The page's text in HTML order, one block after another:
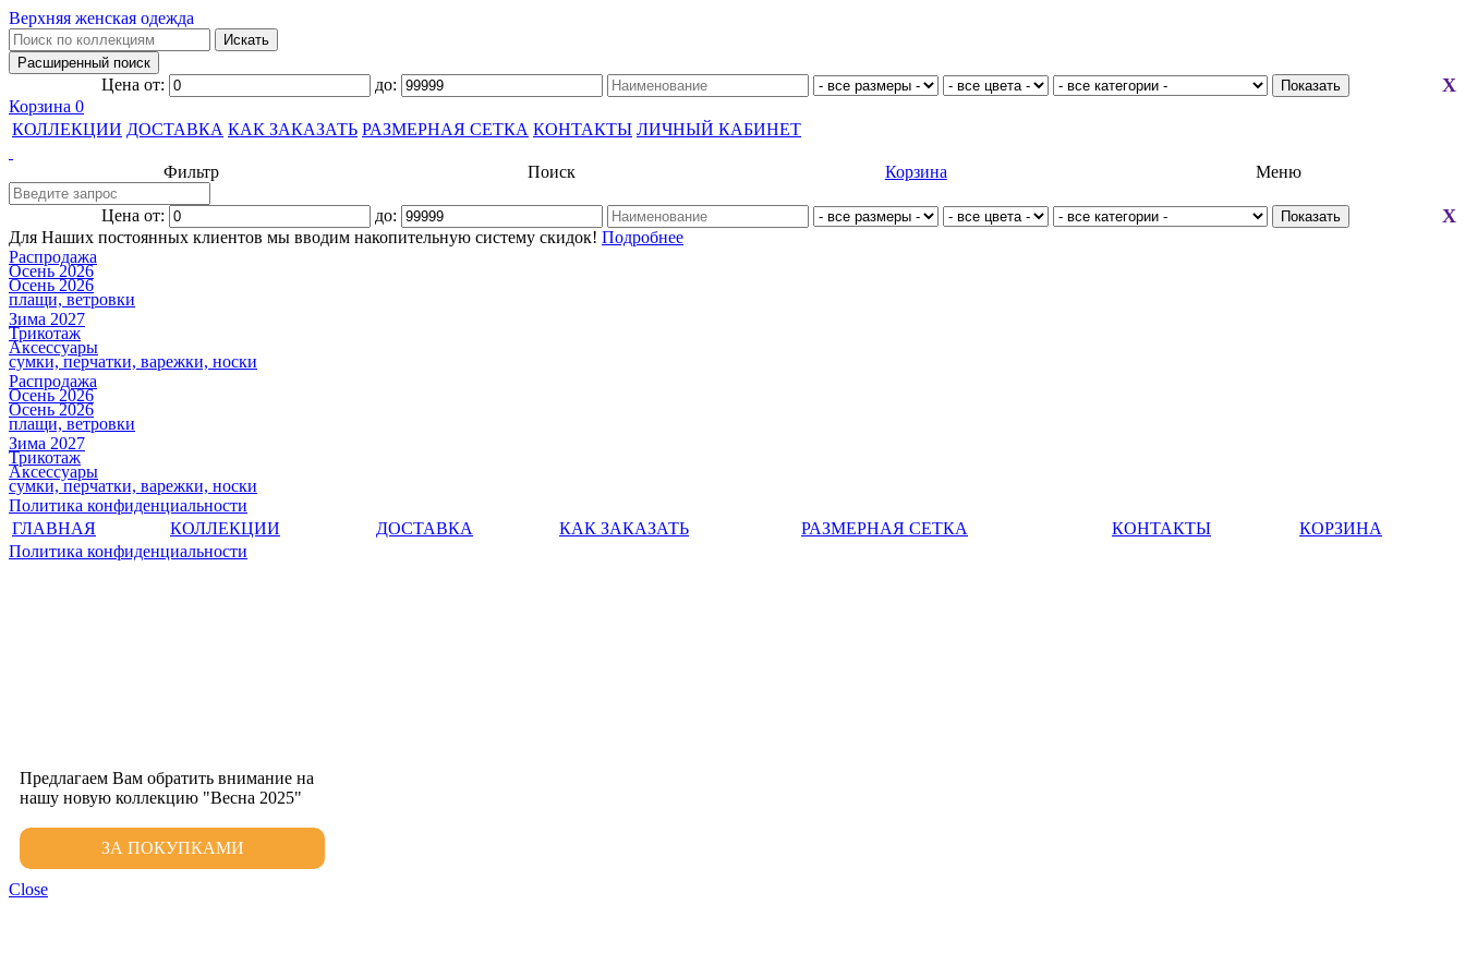
Верхняя женская одежда
Цена от: до: X
Корзина 0
КОЛЛЕКЦИИ ДОСТАВКА КАК ЗАКАЗАТЬ РАЗМЕРНАЯ СЕТКА КОНТАКТЫ ЛИЧНЫЙ КАБИНЕТ
Меню
Корзина
Поиск
Фильтр
Цена от: до: X
Для Наших постоянных клиентов мы вводим накопительную систему скидок! Подробнее
Распродажа
Осень 2026
Осень 2026
плащи, ветровки
Зима 2027
Трикотаж
Аксессуары
сумки, перчатки, варежки, носки
Распродажа
Осень 2026
Осень 2026
плащи, ветровки
Зима 2027
Трикотаж
Аксессуары
сумки, перчатки, варежки, носки
Политика конфиденциальности
ГЛАВНАЯ
КОЛЛЕКЦИИ ДОСТАВКА КАК ЗАКАЗАТЬ РАЗМЕРНАЯ СЕТКА КОНТАКТЫ
КОРЗИНА
Политика конфиденциальности
Предлагаем Вам обратить внимание на
нашу новую коллекцию "Весна 2025"
ЗА ПОКУПКАМИ
Close